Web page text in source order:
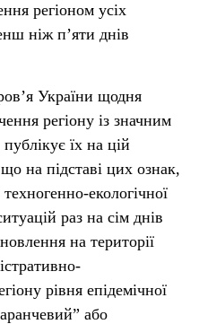
регіоном усіх
ніж п’яти днів
України щодня
регіону із значним
їх на цій
на підставі цих ознак,
екологічної
раз на сім днів
на території
рівня епідемічної
або